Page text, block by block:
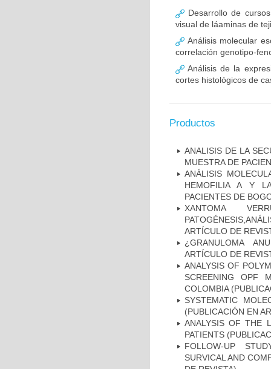
Desarrollo de
visual de láaminas de
Análisis molecular
correlación genotipo-
Análisis de la
cortes histológicos de
Productos
ANALISIS DE LA
MUESTRA DE
ANÁLISIS
HEMOFILIA A Y
PACIENTES DE
XANTOMA
ARTÍCULO DE
¿GRANULOMA
ARTÍCULO DE
ANALYSIS OF
SCREENING OPF
COLOMBIA
SYSTEMATIC
(PUBLICACIÓN EN
ANALYSIS OF THE
PATIENTS
FOLLOW-UP
SURVICAL AND